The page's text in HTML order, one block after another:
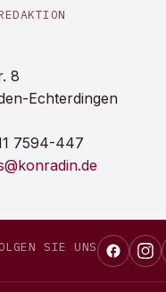
8
Echterdingen
7594-447
SIE UNS